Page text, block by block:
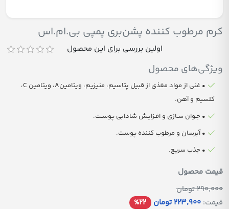
کرم مرطوب کننده پشن‌بری پمپی بی.ام.اس
اولین بررسی برای این محصول
ویژگی‌های محصول
• غنی از مواد مغذی از قبیل پتاسیم، منیزیم، ویتامینA، ویتامین C،
کلسیم و آهن.
• جـوان سـازی و افـزایـش شادابی پوسـت.
• آبرسان و مرطوب کننده پوست.
• جذب سریع.
قیمت محصول
290٬000 تومان
قیمت: 223٬900 تومان %22